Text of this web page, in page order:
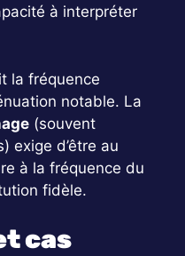
à interpréter
la fréquence
notable. La
(souvent
exige d’être au
à la fréquence du
fidèle.
cas